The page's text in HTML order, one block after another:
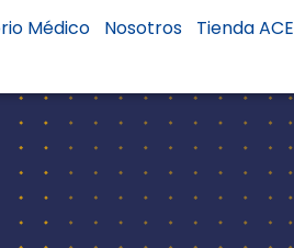
Médico Nosotros Tienda ACE